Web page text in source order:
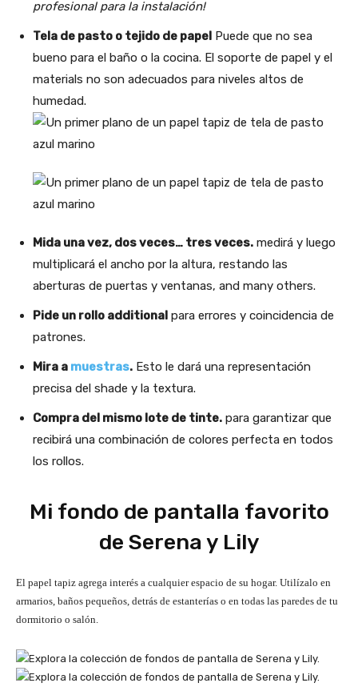
profesional para la instalación!
Tela de pasto o tejido de papel Puede que no sea
bueno para el baño o la cocina. El soporte de papel y el
materials no son adecuados para niveles altos de
humedad.
Mida una vez, dos veces… tres veces. medirá y luego
multiplicará el ancho por la altura, restando las
aberturas de puertas y ventanas, and many others.
Pide un rollo additional para errores y coincidencia de
patrones.
Mira a muestras. Esto le dará una representación
precisa del shade y la textura.
Compra del mismo lote de tinte. para garantizar que
recibirá una combinación de colores perfecta en todos
los rollos.
Mi fondo de pantalla favorito
de Serena y Lily
El papel tapiz agrega interés a cualquier espacio de su hogar. Utilízalo en
armarios, baños pequeños, detrás de estanterías o en todas las paredes de tu
dormitorio o salón.